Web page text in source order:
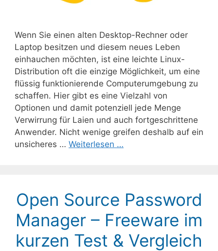
Wenn Sie einen alten Desktop-Rechner oder
Laptop besitzen und diesem neues Leben
einhauchen möchten, ist eine leichte Linux-
Distribution oft die einzige Möglichkeit, um eine
flüssig funktionierende Computerumgebung zu
schaffen. Hier gibt es eine Vielzahl von
Optionen und damit potenziell jede Menge
Verwirrung für Laien und auch fortgeschrittene
Anwender. Nicht wenige greifen deshalb auf ein
unsicheres … Weiterlesen …
Open Source Password
Manager – Freeware im
kurzen Test & Vergleich